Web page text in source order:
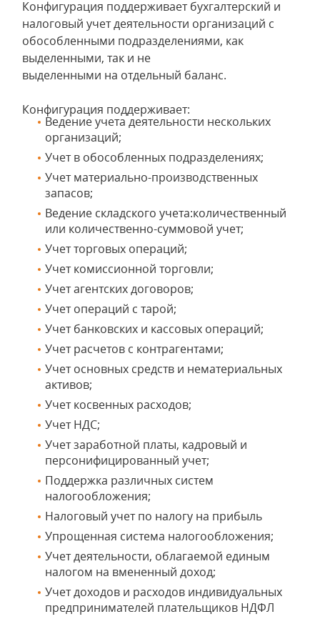
Конфигурация поддерживает бухгалтерский и
налоговый учет деятельности организаций с
обособленными подразделениями, как
выделенными, так и не
выделенными на отдельный баланс.
Конфигурация поддерживает:
Ведение учета деятельности нескольких
организаций;
Учет в обособленных подразделениях;
Учет материально-производственных
запасов;
Ведение складского учета:количественный
или количественно-суммовой учет;
Учет торговых операций;
Учет комиссионной торговли;
Учет агентских договоров;
Учет операций с тарой;
Учет банковских и кассовых операций;
Учет расчетов с контрагентами;
Учет основных средств и нематериальных
активов;
Учет косвенных расходов;
Учет НДС;
Учет заработной платы, кадровый и
персонифицированный учет;
Поддержка различных систем
налогообложения;
Налоговый учет по налогу на прибыль
Упрощенная система налогообложения;
Учет деятельности, облагаемой единым
налогом на вмененный доход;
Учет доходов и расходов индивидуальных
предпринимателей плательщиков НДФЛ